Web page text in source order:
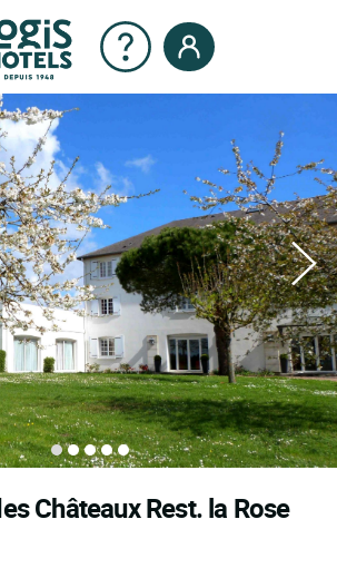
Châteaux Rest. la Rose